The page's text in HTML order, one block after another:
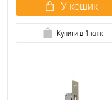
У кошик
Купити в 1 клік